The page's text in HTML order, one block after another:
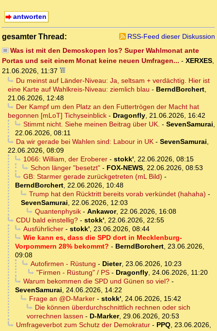
antworten
gesamter Thread:
RSS-Feed dieser Diskussion
Was ist mit den Demoskopen los? Super Wahlmonat ante
Portas und seit einem Monat keine neuen Umfragen... - XERXES,
21.06.2026, 11:37
Du meinst auf Länder-Niveau: Ja, seltsam + verdächtig. Hier ist
eine Karte auf Wahlkreis-Niveau: ziemlich blau - BerndBorchert,
21.06.2026, 12:48
Der Kampf um den Platz an den Futtertrögen der Macht hat
begonnen [mLoT] Tichyseinblick - Dragonfly, 21.06.2026, 16:42
Stimmt nicht. Siehe meinen Beitrag über UK. - SevenSamurai,
22.06.2026, 08:11
Da wir gerade bei Wahlen sind: Labour in UK- SevenSamurai,
22.06.2026, 08:09
1066: William, der Eroberer- stokk', 22.06.2026, 08:15
Schon länger "besetzt"- FOX-NEWS, 22.06.2026, 08:53
GB: Starmer gerade zurückgetreten (mL Bild) -
BerndBorchert, 22.06.2026, 10:48
Trump hat den Rücktritt bereits vorab verkündet (hahaha) -
SevenSamurai, 22.06.2026, 12:03
Quantenphysik- Ankawor, 22.06.2026, 16:08
CDU bald einstellig?- stokk', 22.06.2026, 22:55
Ausführlicher- stokk', 23.06.2026, 08:44
Wie kann es, dass die SPD dort in Mecklenburg-
Vorpommern 28% bekommt? - BerndBorchert, 23.06.2026,
09:08
Autofirmen - Rüstung - Dieter, 23.06.2026, 10:23
"Firmen - Rüstung" / PS- Dragonfly, 24.06.2026, 11:20
Warum bekommen die SPD und Günen so viel?-
SevenSamurai, 24.06.2026, 14:22
Frage an @D-Marker- stokk', 24.06.2026, 15:42
Die können überdurchschnittlich rechnen oder sich
vorrechnen lassen - D-Marker, 29.06.2026, 20:53
Umfrageverbot zum Schutz der Demokratur- PPQ, 23.06.2026,